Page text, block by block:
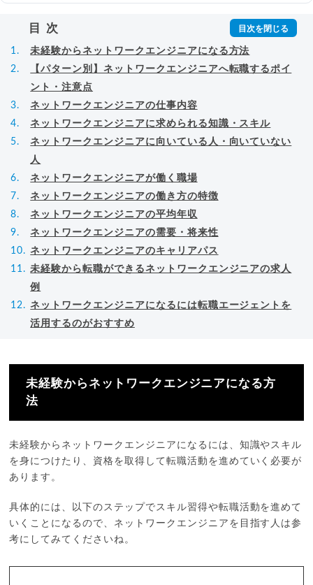
目次
未経験からネットワークエンジニアになる方法
【パターン別】ネットワークエンジニアへ転職するポイ
ント・注意点
ネットワークエンジニアの仕事内容
ネットワークエンジニアに求められる知識・スキル
ネットワークエンジニアに向いている人・向いていない
人
ネットワークエンジニアが働く職場
ネットワークエンジニアの働き方の特徴
ネットワークエンジニアの平均年収
ネットワークエンジニアの需要・将来性
ネットワークエンジニアのキャリアパス
未経験から転職ができるネットワークエンジニアの求人
例
ネットワークエンジニアになるには転職エージェントを
活用するのがおすすめ
未経験からネットワークエンジニアになる方
法
未経験からネットワークエンジニアになるには、知識やスキル
を身につけたり、資格を取得して転職活動を進めていく必要が
あります。
具体的には、以下のステップでスキル習得や転職活動を進めて
いくことになるので、ネットワークエンジニアを目指す人は参
考にしてみてくださいね。